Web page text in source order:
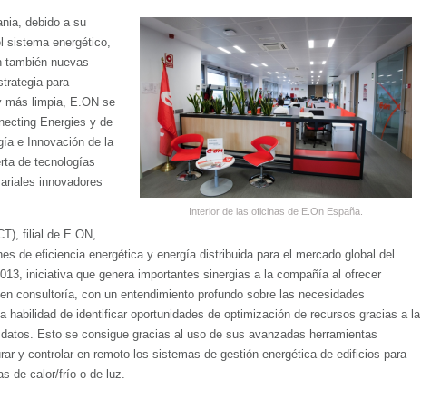
Interior de las oficinas de E.On España.
debido a su
sistema energético,
también nuevas
para
más limpia, E.ON se
Energies y de
e Innovación de la
de tecnologías
innovadores
filial de E.ON,
de eficiencia energética y energía distribuida para el mercado global del
iniciativa que genera importantes sinergias a la compañía al ofrecer
consultoría, con un entendimiento profundo sobre las necesidades
habilidad de identificar oportunidades de optimización de recursos gracias a la
Esto se consigue gracias al uso de sus avanzadas herramientas
y controlar en remoto los sistemas de gestión energética de edificios para
de calor/frío o de luz.